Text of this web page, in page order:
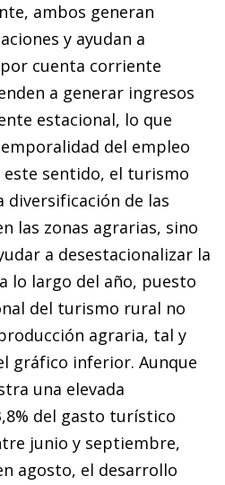
ambos generan
y ayudan a
cuenta corriente
a generar ingresos
estacional, lo que
del empleo
este sentido, el turismo
diversificación de las
las zonas agrarias, sino
a desestacionalizar la
lo largo del año, puesto
del turismo rural no
agraria, tal y
gráfico inferior. Aunque
una elevada
del gasto turístico
junio y septiembre,
agosto, el desarrollo